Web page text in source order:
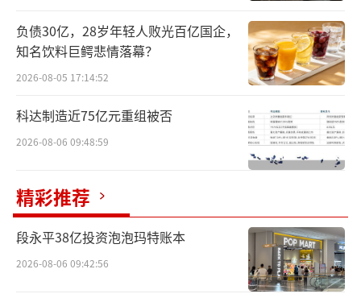
元，仅占优时比全年总收入的2.49%。出售这
些品种，表明部分跨国药企在中国市场上的处
境已经发生改变，想靠过专利期的原研药“躺
赢”的日子过去了。
集采压力下，优时比打包甩卖产品
优时比是一家总部设在比利时的外资药
企，已有近百年的历史，1996年在上海设立了
第一个在华办事处。公司产品的重心放在神经
和免疫上。
负债30亿，28岁年轻人败光百亿国企，
知名饮料巨鳄悲情落幕？
2026-08-05 17:14:52
科达制造近75亿元重组被否
2026-08-06 09:48:59
精彩推荐
段永平38亿投资泡泡玛特账本
2026-08-06 09:42:56